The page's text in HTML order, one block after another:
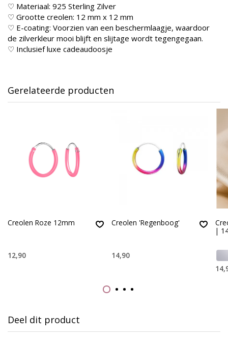
♡ Materiaal: 925 Sterling Zilver
♡ Grootte creolen: 12 mm x 12 mm
♡ E-coating: Voorzien van een beschermlaagje, waardoor
de zilverkleur mooi blijft en slijtage wordt tegengegaan.
♡ Inclusief luxe cadeaudoosje
Gerelateerde producten
Creolen Roze 12mm
12,90
Creolen 'Regenboog'
14,90
|
Deel dit product